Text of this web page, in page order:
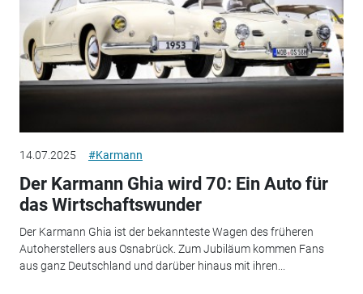
14.07.2025 #Karmann
Der Karmann Ghia wird 70: Ein Auto für
das Wirtschaftswunder
Der Karmann Ghia ist der bekannteste Wagen des früheren
Autoherstellers aus Osnabrück. Zum Jubiläum kommen Fans
aus ganz Deutschland und darüber hinaus mit ihren...